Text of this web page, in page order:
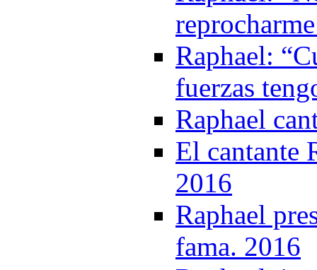
Raphael:
fuerzas
Raphael
El cantante
2016
Raphael
fama. 2016